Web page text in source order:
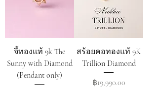
จี้ทองแท้ 9k The
Sunny with Diamond
(Pendant only)
สร้อยคอทองแท้ 9K
Trillion Diamond
Price
฿19,990.00